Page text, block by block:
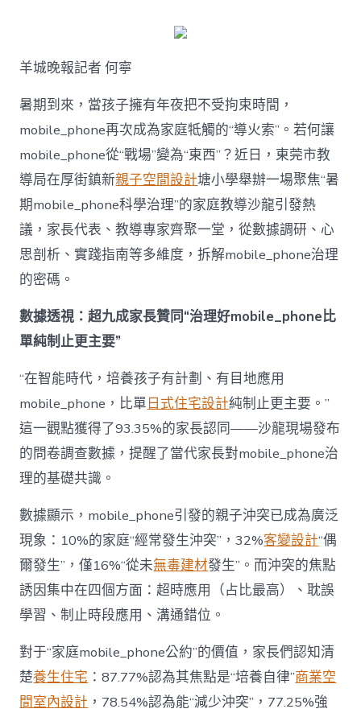
治
理
難
題？
讓
mobilJIUYI
俱
意
空
間
設
成
為
東
西”，
而
非
“家
庭
中
羊城晚報記者 何寧
暑期到來，當孩子擁有年夜把不受拘束時間，
mobile_phone再次成為家庭牴觸的“導火索”。若何讓
mobile_phone從“戰場”變為“東西”？近日，東莞市教
導局在厚街鎮新親子空間設計塘小學舉辦一場聚焦“暑
期mobile_phone科學治理”的家庭教導沙龍引發熱
議，家長代表、教導專家齊聚一堂，從數據調研、心
思剖析、實踐指南等多維度，拆解mobile_phone治理
的密碼。
數據透視：超九成家長贊同“治理好mobile_phone比
單純制止更主要”
“在智能時代，培養孩子有計劃、有目地應用
mobile_phone，比單日式住宅設計純制止更主要。”
這一觀點獲得了93.35%的家長認同——沙龍現場發布
的問卷調查數據，提醒了當代家長對mobile_phone治
理的基礎共識。
數據顯示，mobile_phone引發的親子沖突已成為廣泛
現象：10%的家庭“經常發生沖突”，32%客變設計“偶
爾發生”，僅16%“從未無毒建材發生”。而沖突的焦點
誘因集中在四個方面：超時應用（占比最高）、耽誤
學習、制止時段應用、溝通錯位。
對于“家庭mobile_phone公約”的價值，家長們認知清
楚養生住宅 ：87.77%認為其焦點是“培養自律”商業空
間室內設計 ，78.54%認為能“減少沖突”，77.25%強